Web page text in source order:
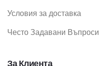
Условия за доставка
Често Задавани Въпроси
За Клиента